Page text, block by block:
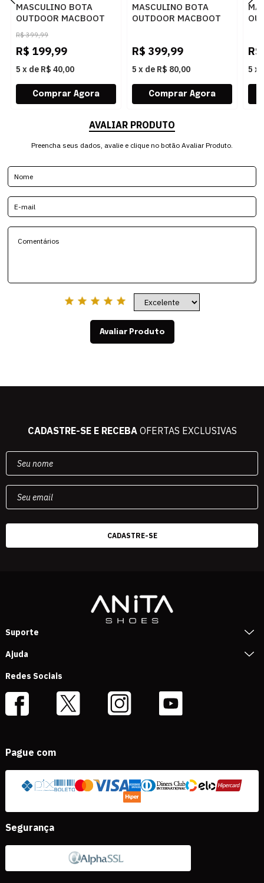
MASCULINO BOTA
OUTDOOR MACBOOT
UIRAPURU 01 NOBUCK
BABACU
R$ 399,99
R$ 199,99
5 x de R$ 40,00
MASCULINO BOTA
OUTDOOR MACBOOT
GRAFITE
R$ 399,99
5 x de R$ 80,00
R$
5 x
AVALIAR PRODUTO
Preencha seus dados, avalie e clique no botão Avaliar Produto.
Avaliar Produto
CADASTRE-SE E RECEBAOFERTAS EXCLUSIVAS
Suporte
Ajuda
Redes Sociais
Pague com
Segurança